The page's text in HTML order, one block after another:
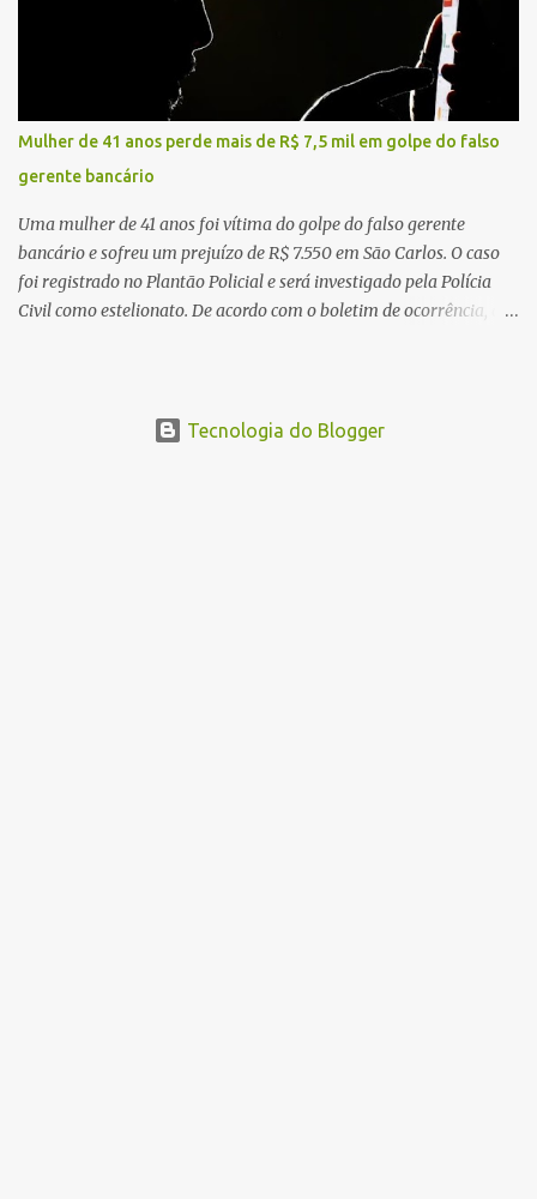
diversos disparos. Duas vítimas morreram ainda no local. Outras
três pessoas foram baleadas e socorridas. Até o momento, não
foram divulgadas informações oficiais sobre o estado de saúde dos
feridos. Equipes da Polícia Militar de Santa Gertrudes atenderam a
ocorrência e isolaram a área para o trabalho da perícia. Até a
última atualização, nenhum suspeito havia sido preso. A Polícia
Civil investigará a motivação da briga, a autoria dos disparos e as
circunstâncias do crime. A ocorrência segue em anda...
Mulher de 41 anos perde mais de R$ 7,5 mil em golpe do falso
gerente bancário
Uma mulher de 41 anos foi vítima do golpe do falso gerente
bancário e sofreu um prejuízo de R$ 7.550 em São Carlos. O caso
foi registrado no Plantão Policial e será investigado pela Polícia
Civil como estelionato. De acordo com o boletim de ocorrência, a
e passou a orientar a vítima sobre os procedimentos que deveriam
Tecnologia do Blogger